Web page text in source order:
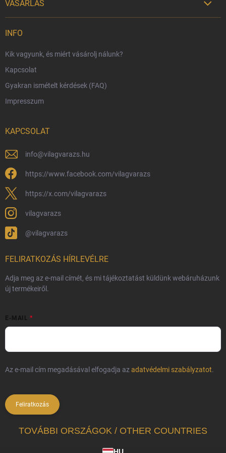
VÁSÁRLÁS 
Harry Potter bolt Magyarország
Rendelésem
Reklamáció és visszáru
Hűségprogram
Általános Szerződési Feltételek
Adatvédelmi feltételek
Védjegyek és szerzői jogok
Fémjelzés és nemesfém-tájékoztató
INFO
Kik vagyunk, és miért vásárolj nálunk?
Kapcsolat
Gyakran ismételt kérdések (FAQ)
Impresszum
KAPCSOLAT
info@vilagvarazs.hu
https://www.facebook.com/vilagvarazs
https://x.com/vilagvarazs
vilagvarazs
@vilagvarazs
FELIRATKOZÁS HÍRLEVÉLRE
Adja meg az e-mail címét, és mi tájékoztatást küldünk webáruházunk
új termékeiről.
E-MAIL
Az e-mail cím megadásával elfogadja azadatvédelmi szabályzatot.
Feliratkozás
TOVÁBBI ORSZÁGOK / OTHER COUNTRIES